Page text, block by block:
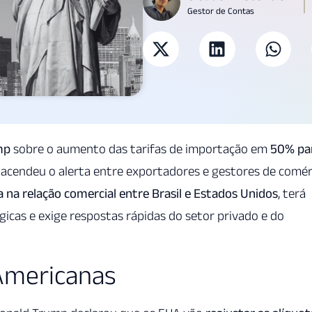
Gestor de Contas
sobre o aumento das tarifas de importação em 50%
o alerta entre exportadores e gestores de
na relação comercial entre Brasil e Estados Unidos, terá
e exige respostas rápidas do setor privado e do